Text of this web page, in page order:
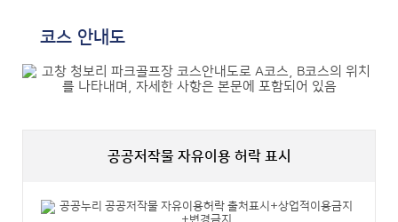
코스 안내도
공공저작물 자유이용 허락 표시